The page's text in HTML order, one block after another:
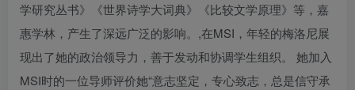
学研究丛书》《世界诗学大词典》《比较文学原理》等，嘉
惠学林，产生了深远广泛的影响。,在MSI，年轻的梅洛尼展
现出了她的政治领导力，善于发动和协调学生组织。 她加入
MSI时的一位导师评价她“意志坚定，专心致志，总是信守承